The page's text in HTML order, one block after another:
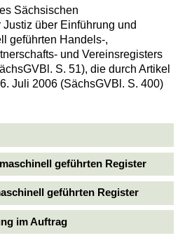
Sächsischen
über Einführung und
geführten Handels-,
und Vereinsregisters
S. 51), die durch Artikel
Juli 2006 (SächsGVBl. S. 400)
geführten Register
geführten Register
im Auftrag